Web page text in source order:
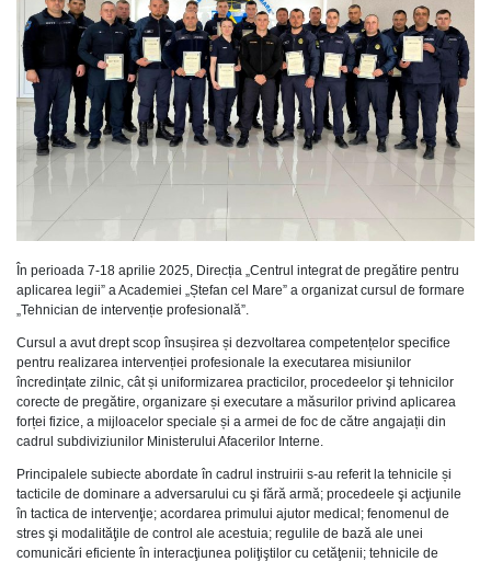
În perioada 7-18 aprilie 2025, Direcția „Centrul integrat de pregătire pentru
aplicarea legii” a Academiei „Ștefan cel Mare” a organizat cursul de formare
„Tehnician de intervenție profesională”.
Cursul a avut drept scop însușirea și dezvoltarea competențelor specifice
pentru realizarea intervenției profesionale la executarea misiunilor
încredințate zilnic , cât și uniformizarea practicilor, procedeelor şi tehnicilor
corecte de pregătire, organizare și executare a măsurilor privind aplicarea
forței fizice, a mijloacelor speciale și a armei de foc de către angajații din
cadrul subdiviziunilor Ministerului Afacerilor Interne.
Principalele subiecte abordate în cadrul instruirii s-au referit la tehnicile și
tacticile de dominare a adversarului cu şi fără armă; procedeele şi acţiunile
în tactica de intervenţie; acordarea primului ajutor medical; fenomenul de
stres şi modalităţile de control ale acestuia; regulile de bază ale unei
comunicări eficiente în interacţiunea poliţiştilor cu cetăţenii; tehnicile de